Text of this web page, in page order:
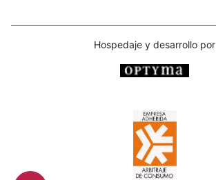
Hospedaje y desarrollo por